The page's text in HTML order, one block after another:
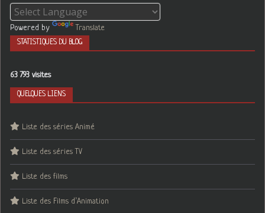
Powered by Translate
STATISTIQUES DU BLOG
63 793 visites
QUELQUES LIENS
Liste des séries Animé
Liste des séries TV
Liste des films
Liste des Films d’Animation